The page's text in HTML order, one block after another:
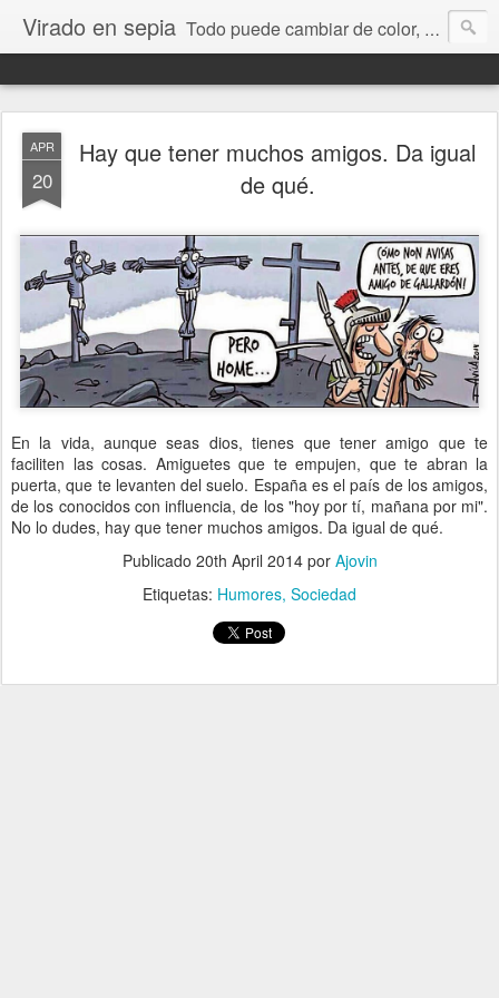
Virado en sepia Todo puede cambiar de color, depende de nosotros y de nuestra capacidad para aprender a mirar. Hablamos de sociedad, economía, empresa, política, RRHH, formación. De Historia reciente, de educación y de temas sociales.
APR
20
Hay que tener muchos amigos. Da igual
de qué.
En la vida, aunque seas dios, tienes que tener amigo que te
faciliten las cosas. Amiguetes que te empujen, que te abran la
puerta, que te levanten del suelo. España es el país de los amigos,
de los conocidos con influencia, de los "hoy por tí, mañana por mi".
No lo dudes, hay que tener muchos amigos. Da igual de qué.
Publicado 20th April 2014por Ajovin
Etiquetas: Humores Sociedad